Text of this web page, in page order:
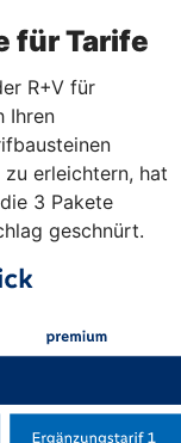
für Tarife
R+V für
Ihren
zu erleichtern, hat
3 Pakete
geschnürt.